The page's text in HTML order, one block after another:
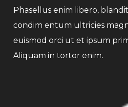
Phasellus enim libero,
condim entum ultricies
euismod orci ut et ipsum
Aliquam in tortor enim.